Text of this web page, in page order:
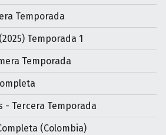
Temporada
Temporada 1
Temporada
- Tercera Temporada
(Colombia)